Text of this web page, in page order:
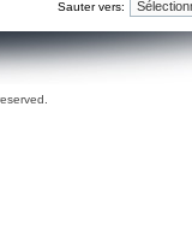
Sauter vers: